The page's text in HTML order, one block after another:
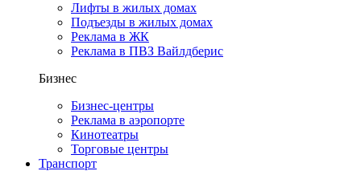
Лифты в жилых домах
Подъезды в жилых домах
Реклама в ЖК
Реклама в ПВЗ Вайлдберис
Бизнес
Бизнес-центры
Реклама в аэропорте
Кинотеатры
Торговые центры
Транспорт